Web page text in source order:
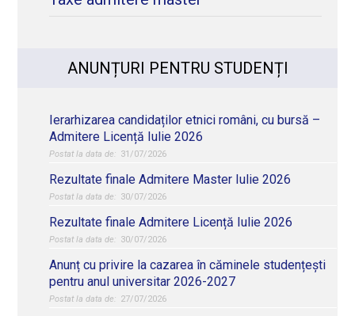
ANUNȚURI PENTRU STUDENȚI
Ierarhizarea candidaților etnici români, cu bursă –
Admitere Licență Iulie 2026
31/07/2026
Rezultate finale Admitere Master Iulie 2026
30/07/2026
Rezultate finale Admitere Licență Iulie 2026
30/07/2026
Anunț cu privire la cazarea în căminele studențești
pentru anul universitar 2026-2027
27/07/2026